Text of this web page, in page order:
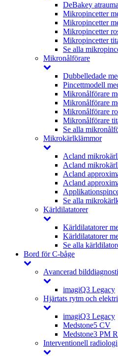
DeBakey
Mikropincetter
Mikropincetter
Mikropincetter
Mikropincetter
Se alla
Mikronålförare
Dubbelledade
Pincettmodell
Mikronålförare
Mikronålförare
Mikronålförare
Mikronålförare
Se alla
Mikrokärlklämmor
Acland
Acland
Acland
Acland
Se alla
Kärldilatatorer
Kärldilatatorer
Kärldilatatorer
Se alla
Bord för C-båge
Avancerad
imagiQ3 Legacy
Hjärtats rytm och
imagiQ3 Legacy
Medstone5 CV
Medstone3 PM
Interventionell radiologi